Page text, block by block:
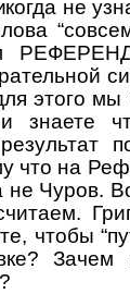
не
этого мы
знаете
результат
что на
не Чуров.
чтобы